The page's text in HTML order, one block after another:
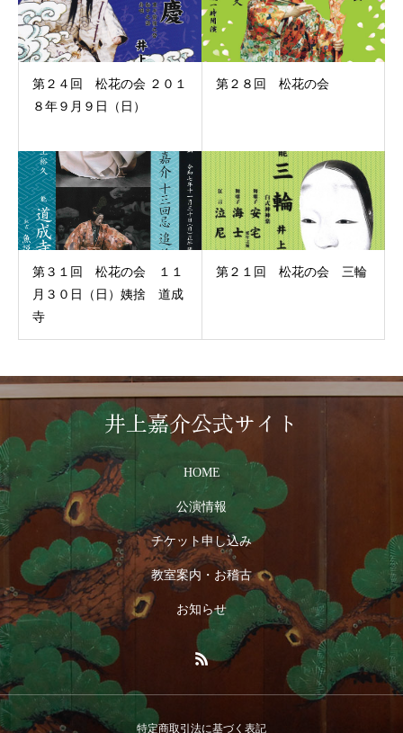
第２４回 松花の会 ２０１
８年９月９日（日）
第２８回 松花の会
第３１回 松花の会 １１
月３０日（日）姨捨 道成
寺
第２１回 松花の会 三輪
井上嘉介公式サイト
HOME
公演情報
チケット申し込み
教室案内・お稽古
お知らせ
特定商取引法に基づく表記